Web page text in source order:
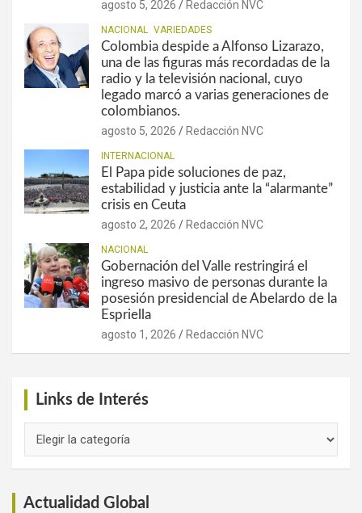
agosto 5, 2026 Redacción NVC
NACIONAL VARIEDADES
Colombia despide a Alfonso Lizarazo,
una de las figuras más recordadas de la
radio y la televisión nacional, cuyo
legado marcó a varias generaciones de
colombianos.
agosto 5, 2026 Redacción NVC
INTERNACIONAL
El Papa pide soluciones de paz,
estabilidad y justicia ante la “alarmante”
crisis en Ceuta
agosto 2, 2026 Redacción NVC
NACIONAL
Gobernación del Valle restringirá el
ingreso masivo de personas durante la
posesión presidencial de Abelardo de la
Espriella
agosto 1, 2026 Redacción NVC
Links de Interés
Actualidad Global